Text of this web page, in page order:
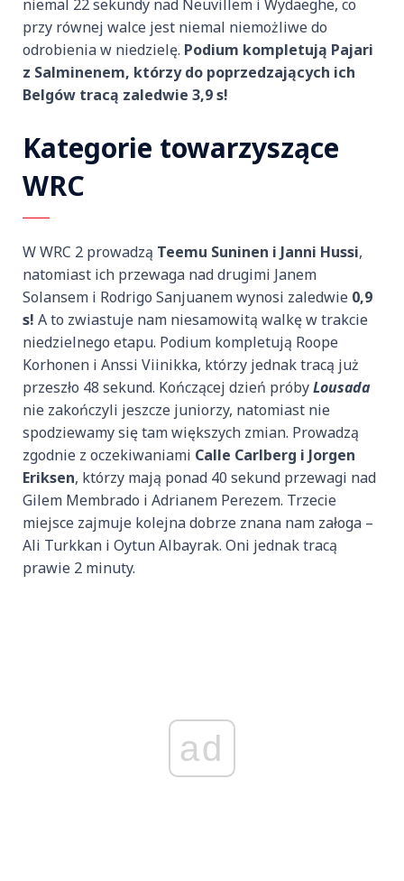
niemal 22 sekundy nad Neuvillem i Wydaeghe, co
przy równej walce jest niemal niemożliwe do
odrobienia w niedzielę. Podium kompletują Pajari
z Salminenem, którzy do poprzedzających ich
Belgów tracą zaledwie 3,9 s!
Kategorie towarzyszące
WRC
W WRC 2 prowadzą Teemu Suninen i Janni Hussi,
natomiast ich przewaga nad drugimi Janem
Solansem i Rodrigo Sanjuanem wynosi zaledwie 0,9
s! A to zwiastuje nam niesamowitą walkę w trakcie
niedzielnego etapu. Podium kompletują Roope
Korhonen i Anssi Viinikka, którzy jednak tracą już
przeszło 48 sekund. Kończącej dzień próbyLousada
nie zakończyli jeszcze juniorzy, natomiast nie
spodziewamy się tam większych zmian. Prowadzą
zgodnie z oczekiwaniami Calle Carlberg i Jorgen
Eriksen, którzy mają ponad 40 sekund przewagi nad
Gilem Membrado i Adrianem Perezem. Trzecie
miejsce zajmuje kolejna dobrze znana nam załoga –
Ali Turkkan i Oytun Albayrak. Oni jednak tracą
prawie 2 minuty.
ad